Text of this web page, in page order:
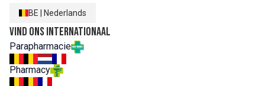
BE Nederlands
Vind ons internationaal
Parapharmacie
Pharmacy